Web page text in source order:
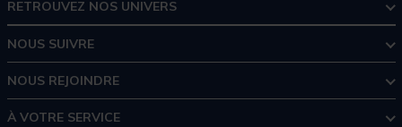
RETROUVEZ NOS UNIVERS
NOUS SUIVRE
NOUS REJOINDRE
À VOTRE SERVICE